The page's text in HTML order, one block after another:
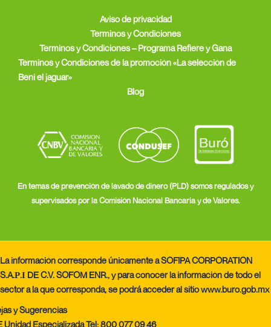
Aviso de privacidad
Terminos y Condiciones
Terminos y Condiciones – Programa Refiere y Gana
Terminos y Condiciones de la promoción «La selección de
Beni el jaguar»
Blog
En temas de prevención de lavado de dinero (PLD) somos regulados y
supervisados por la Comisión Nacional Bancaria y de Valores.
La información corresponde únicamente a SOFIPA CORPORATION
S.A.Ρ.Ι DE C.V. SOFOM ENR., y para conocer la información de todo el
sector a la que corresponda, se podrá acceder al sitiowww.buro.gob.mx
y Sugerencias
Unidad Especializada Tel: 800 077 09 46